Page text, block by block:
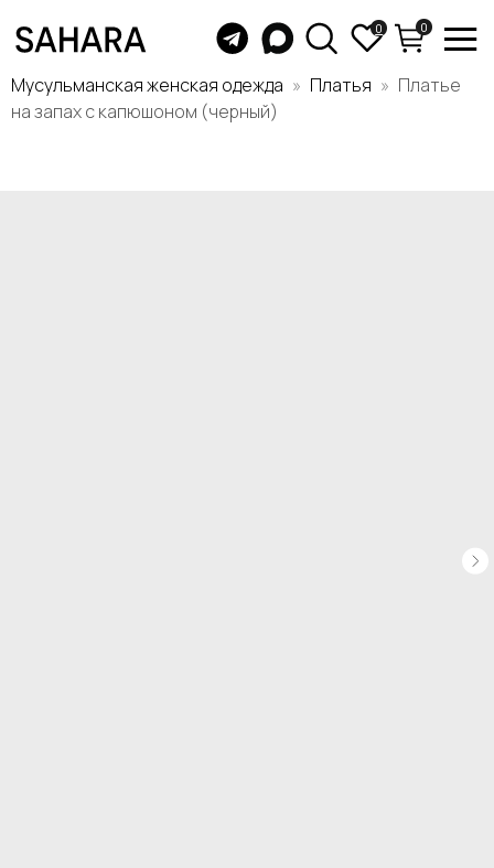
Мусульманская женская одежда Платья
Платье
на запах с капюшоном (черный)